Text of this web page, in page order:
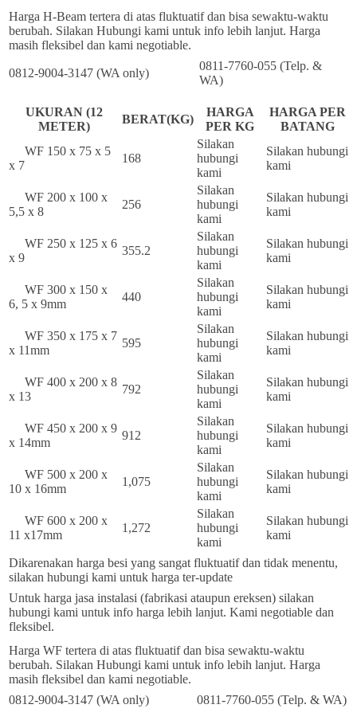
Harga H-Beam tertera di atas fluktuatif dan bisa sewaktu-waktu
berubah. Silakan Hubungi kami untuk info lebih lanjut. Harga
masih fleksibel dan kami negotiable.
0812-9004-3147 (WA only)
0811-7760-055 (Telp. &
WA)
UKURAN (12
METER)
BERAT(KG)
HARGA
PER KG
HARGA PER
BATANG
WF 150 x 75 x 5
x 7
168
Silakan
hubungi
kami
Silakan hubungi
kami
WF 200 x 100 x
5,5 x 8
256
Silakan
hubungi
kami
Silakan hubungi
kami
WF 250 x 125 x 6
x 9
355.2
Silakan
hubungi
kami
Silakan hubungi
kami
WF 300 x 150 x
6, 5 x 9mm
440
Silakan
hubungi
kami
Silakan hubungi
kami
WF 350 x 175 x 7
x 11mm
595
Silakan
hubungi
kami
Silakan hubungi
kami
WF 400 x 200 x 8
x 13
792
Silakan
hubungi
kami
Silakan hubungi
kami
WF 450 x 200 x 9
x 14mm
912
Silakan
hubungi
kami
Silakan hubungi
kami
WF 500 x 200 x
10 x 16mm
1,075
Silakan
hubungi
kami
Silakan hubungi
kami
WF 600 x 200 x
11 x17mm
1,272
Silakan
hubungi
kami
Silakan hubungi
kami
Dikarenakan harga besi yang sangat fluktuatif dan tidak menentu,
silakan hubungi kami untuk harga ter-update
Untuk harga jasa instalasi (fabrikasi ataupun ereksen) silakan
hubungi kami untuk info harga lebih lanjut. Kami negotiable dan
fleksibel.
Harga WF tertera di atas fluktuatif dan bisa sewaktu-waktu
berubah. Silakan Hubungi kami untuk info lebih lanjut. Harga
masih fleksibel dan kami negotiable.
0812-9004-3147 (WA only)
0811-7760-055 (Telp. & WA)